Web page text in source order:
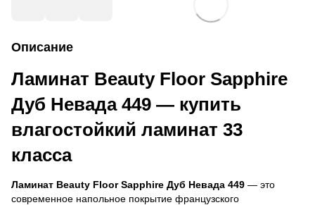
Описание
Ламинат Beauty Floor Sapphire
Дуб Невада 449 — купить
влагостойкий ламинат 33
класса
Ламинат Beauty Floor Sapphire Дуб Невада 449 — это
современное напольное покрытие французского